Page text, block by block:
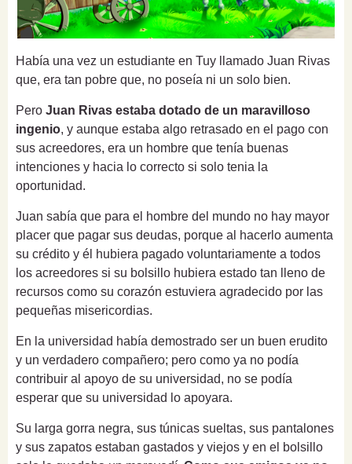
Había una vez un estudiante en Tuy llamado Juan Rivas
que, era tan pobre que, no poseía ni un solo bien.
Pero Juan Rivas estaba dotado de un maravilloso
ingenio, y aunque estaba algo retrasado en el pago con
sus acreedores, era un hombre que tenía buenas
intenciones y hacia lo correcto si solo tenia la
oportunidad.
Juan sabía que para el hombre del mundo no hay mayor
placer que pagar sus deudas, porque al hacerlo aumenta
su crédito y él hubiera pagado voluntariamente a todos
los acreedores si su bolsillo hubiera estado tan lleno de
recursos como su corazón estuviera agradecido por las
pequeñas misericordias.
En la universidad había demostrado ser un buen erudito
y un verdadero compañero; pero como ya no podía
contribuir al apoyo de su universidad, no se podía
esperar que su universidad lo apoyara.
Su larga gorra negra, sus túnicas sueltas, sus pantalones
y sus zapatos estaban gastados y viejos y en el bolsillo